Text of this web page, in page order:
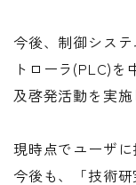
今後、制御シス
トローラ(PLC)
及啓発活動を実施
現時点でユーザ
今後も、「技術